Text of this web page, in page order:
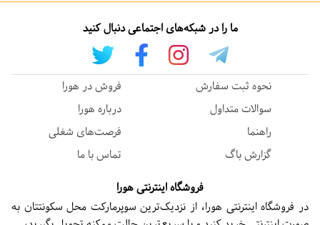
ما را در شبکه‌های اجتماعی دنبال کنید
نحوه ثبت سفارش
سوالات متداول
راهنما
گزارش باگ
فروش در هورا
درباره هورا
فرصت‌های شغلی
تماس با ما
فروشگاه اینترنتی هورا
در فروشگاه اینترنتی هورا، از نزدیک‌ترین سوپرمارکت محل سکونتتان به